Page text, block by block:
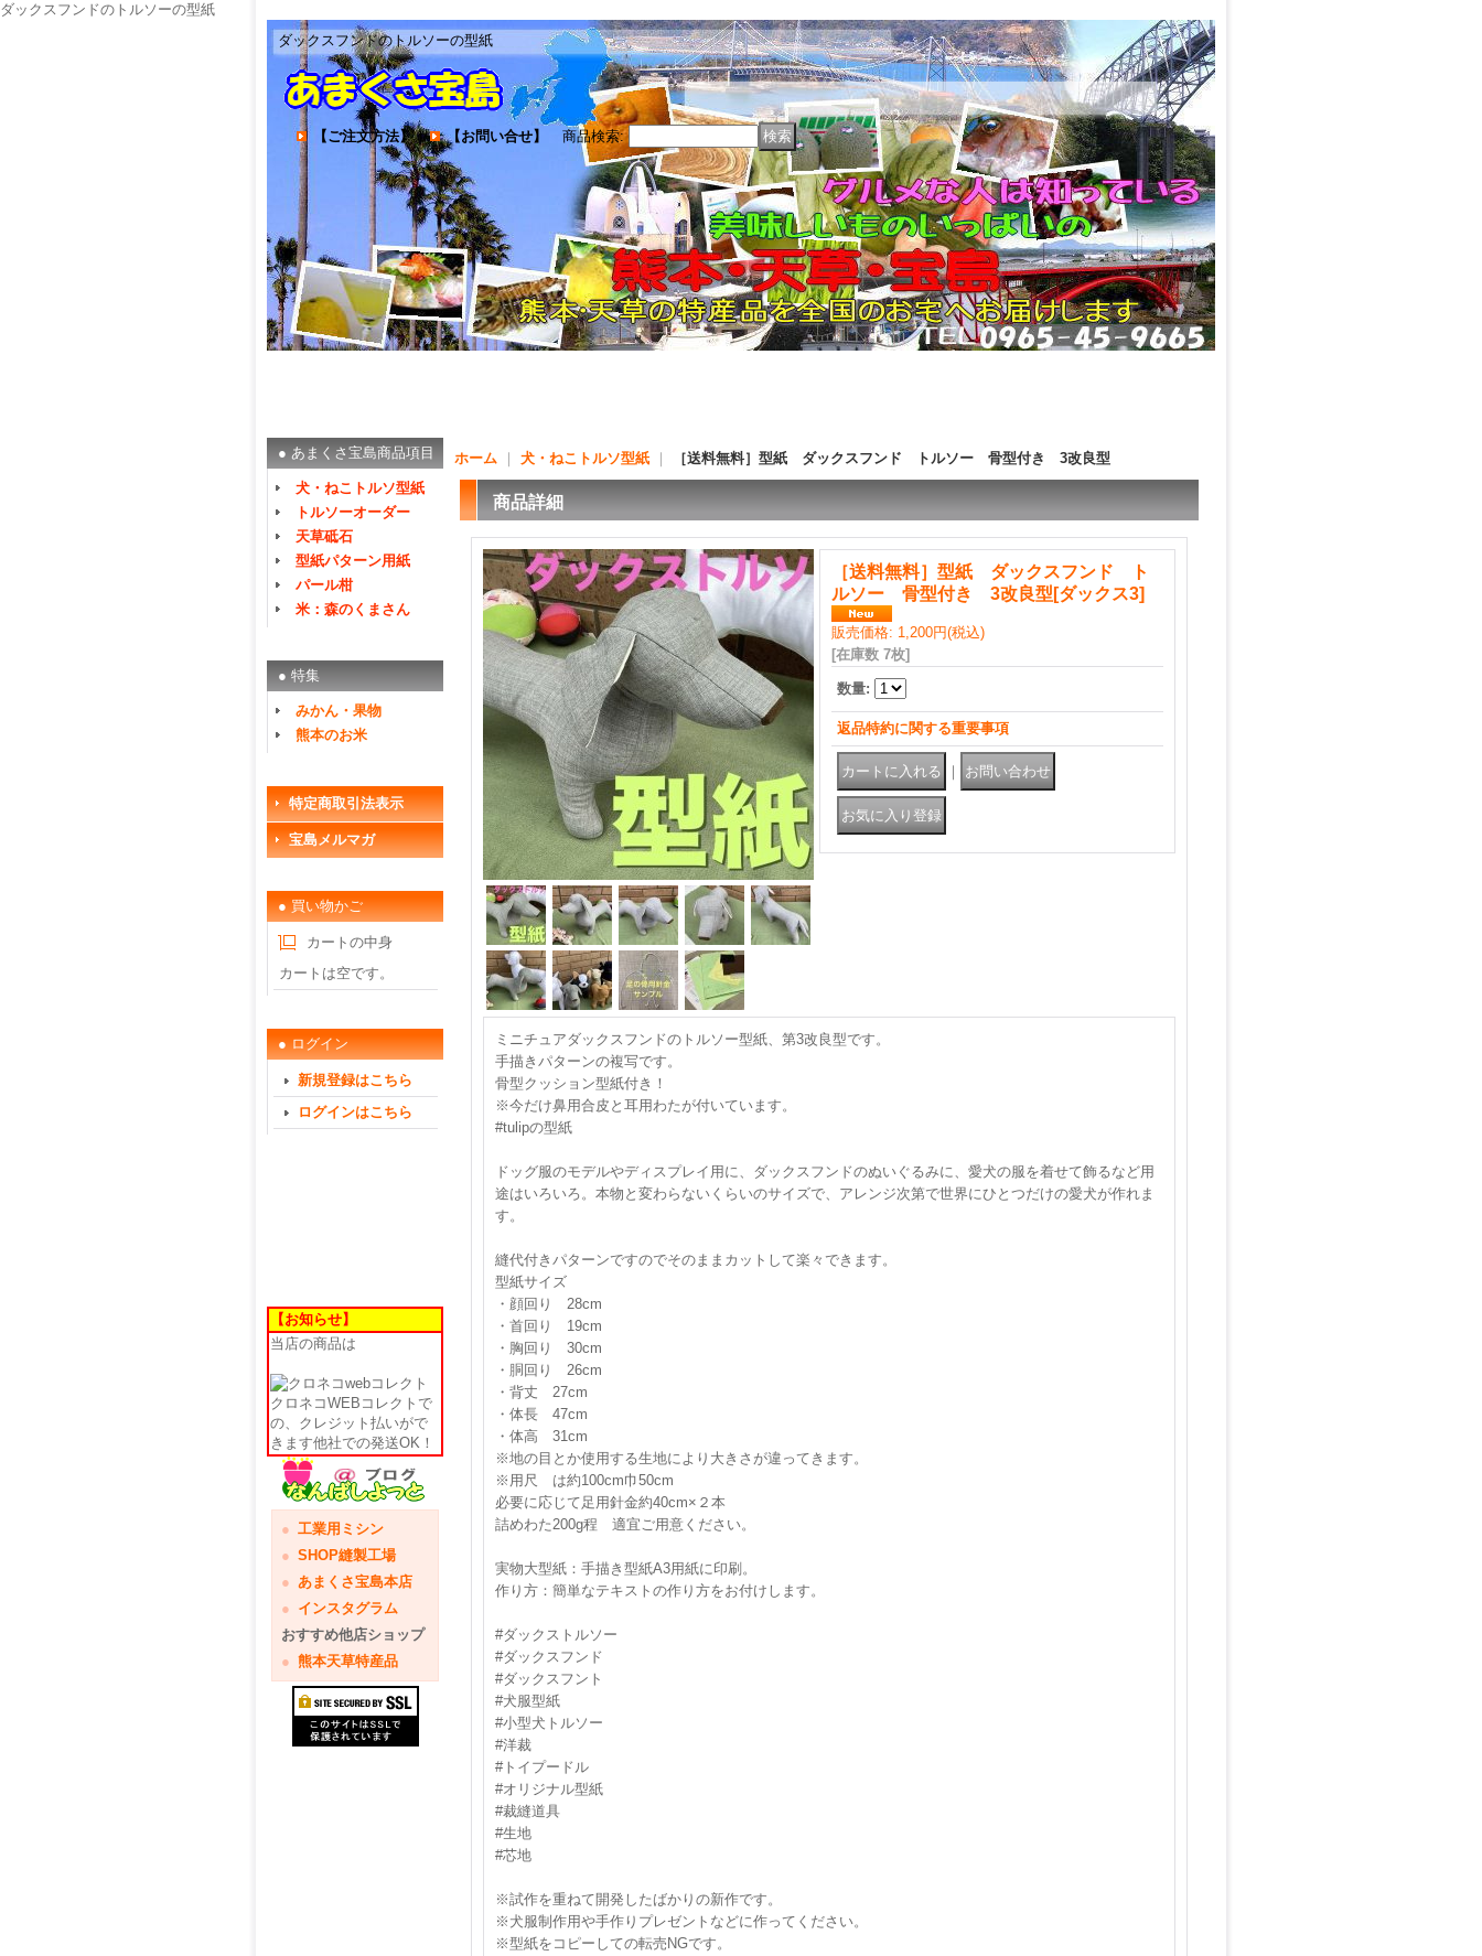
ダックスフンドのトルソーの型紙
ダックスフンドのトルソーの型紙
【ご注文方法】｜ 【お問い合せ】 商品検索:
● あまくさ宝島商品項目
犬・ねこトルソ型紙
トルソーオーダー
天草砥石
型紙パターン用紙
パール柑
米：森のくまさん
● 特集
みかん・果物
熊本のお米
特定商取引法表示
宝島メルマガ
● 買い物かご
カートの中身
カートは空です。
● ログイン
新規登録はこちら
ログインはこちら
【お知らせ】
当店の商品は
クロネコWEBコレクトで
の、クレジット払いがで
きます他社での発送OK！
● 工業用ミシン
● SHOP縫製工場
● あまくさ宝島本店
● インスタグラム
おすすめ他店ショップ
● 熊本天草特産品
ホーム 犬・ねこトルソ型紙 ［送料無料］型紙 ダックスフンド トルソー 骨型付き 3改良型
商品詳細
［送料無料］型紙 ダックスフンド ト
ルソー 骨型付き 3改良型 [ダックス3]
販売価格: 1,200円(税込)
[在庫数 7枚]
数量:
返品特約に関する重要事項
｜
ミニチュアダックスフンドのトルソー型紙、第3改良型です。
手描きパターンの複写です。
骨型クッション型紙付き！
※今だけ鼻用合皮と耳用わたが付いています。
#tulipの型紙
ドッグ服のモデルやディスプレイ用に、ダックスフンドのぬいぐるみに、愛犬の服を着せて飾るなど用
途はいろいろ。本物と変わらないくらいのサイズで、アレンジ次第で世界にひとつだけの愛犬が作れま
す。
縫代付きパターンですのでそのままカットして楽々できます。
型紙サイズ
・顔回り 28cm
・首回り 19cm
・胸回り 30cm
・胴回り 26cm
・背丈 27cm
・体長 47cm
・体高 31cm
※地の目とか使用する生地により大きさが違ってきます。
※用尺 は約100cm巾50cm
必要に応じて足用針金約40cm×２本
詰めわた200g程 適宜ご用意ください。
実物大型紙：手描き型紙A3用紙に印刷。
作り方：簡単なテキストの作り方をお付けします。
#ダックストルソー
#ダックスフンド
#ダックスフント
#犬服型紙
#小型犬トルソー
#洋裁
#トイプードル
#オリジナル型紙
#裁縫道具
#生地
#芯地
※試作を重ねて開発したばかりの新作です。
※犬服制作用や手作りプレゼントなどに作ってください。
※型紙をコピーしての転売NGです。